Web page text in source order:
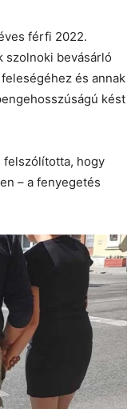
férfi 2022.
szolnoki bevásárló
és annak
kést
felszólította, hogy
– a fenyegetés